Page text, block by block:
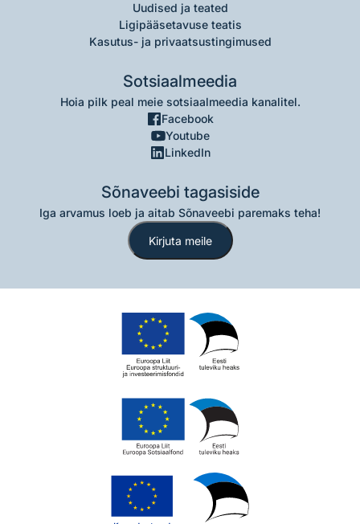
Uudised ja teated
Ligipääsetavuse teatis
Kasutus- ja privaatsustingimused
Sotsiaalmeedia
Hoia pilk peal meie sotsiaalmeedia kanalitel.
Facebook
Youtube
LinkedIn
Sõnaveebi tagasiside
Iga arvamus loeb ja aitab Sõnaveebi paremaks teha!
Kirjuta meile